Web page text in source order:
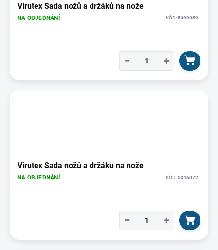
Virutex Sada nožů a držáků na nože
NA OBJEDNÁNÍ KÓD:5399059
+
−
Virutex Sada nožů a držáků na nože
NA OBJEDNÁNÍ KÓD:5346072
+
−